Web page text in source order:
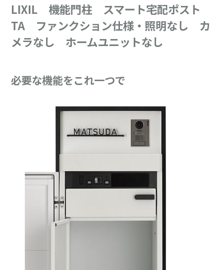
LIXIL 機能門柱 スマート宅配ポスト
TA ファンクション仕様・照明なし カ
メラなし ホームユニットなし
必要な機能をこれ一つで